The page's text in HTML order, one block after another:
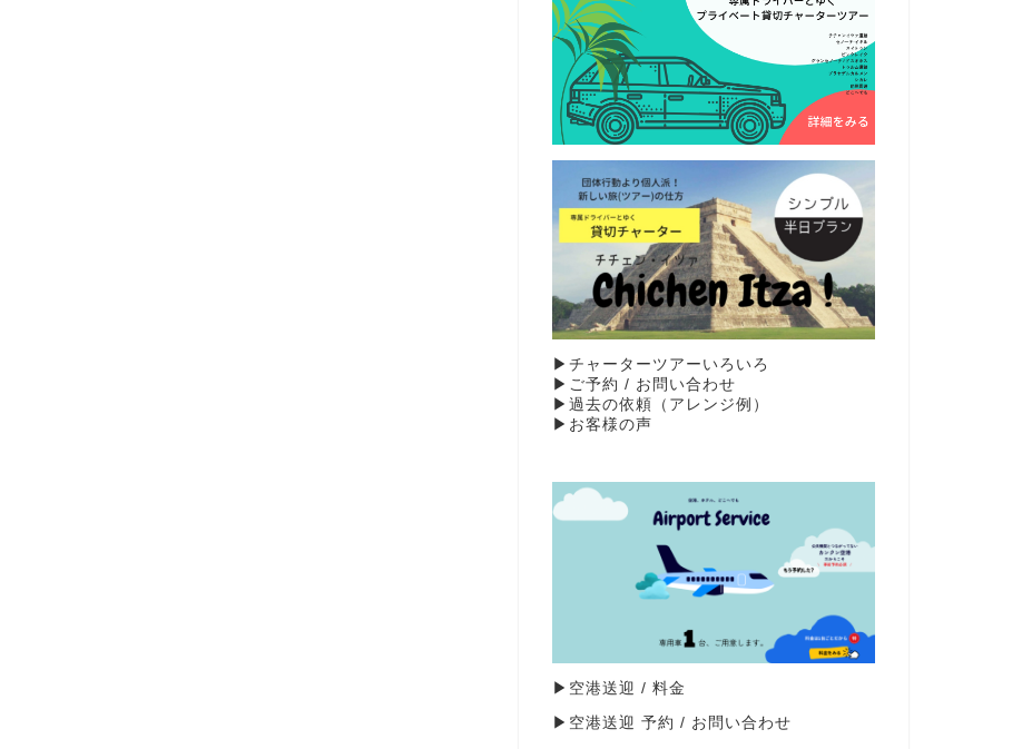
▶︎チャーターツアーいろいろ
▶︎ご予約 / お問い合わせ
▶︎過去の依頼（アレンジ例）
▶お客様の声
▶ 空港送迎 / 料金
▶ 空港送迎 予約 / お問い合わせ